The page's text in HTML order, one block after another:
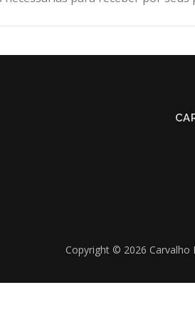
Copyright © 2026 Carvalho